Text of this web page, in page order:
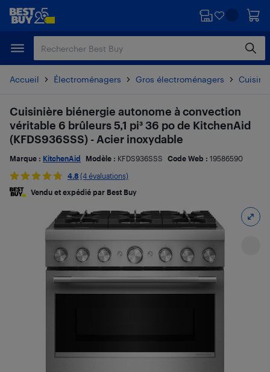
Passer
principal
Passer
Accueil Électroménagers Gros électroménagers
Cuisinière biénergie autonome à convection
véritable 6 brûleurs 5,1 pi³ 36 po de KitchenAid
(KFDS936SSS) - Acier inoxydable
Marque : KitchenAid Modèle : KFDS936SSS Code Web : 19586590
4.8 (4 évaluations)
Vendu et expédié par Best Buy